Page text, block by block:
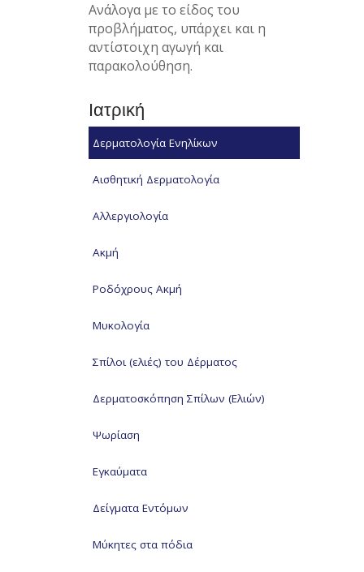
Ανάλογα με το είδος του
προβλήματος, υπάρχει και η
αντίστοιχη αγωγή και
παρακολούθηση.
Ιατρική
Δερματολογία Ενηλίκων
Αισθητική Δερματολογία
Αλλεργιολογία
Ακμή
Ροδόχρους Ακμή
Μυκολογία
Σπίλοι (ελιές) του Δέρματος
Δερματοσκόπηση Σπίλων (Ελιών)
Ψωρίαση
Εγκαύματα
Δείγματα Εντόμων
Μύκητες στα πόδια